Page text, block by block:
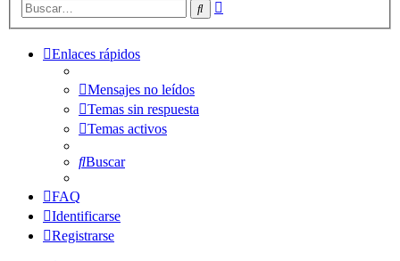
Buscar
Enlaces rápidos
Mensajes no leídos
Temas sin respuesta
Temas activos
Buscar
FAQ
Identificarse
Registrarse